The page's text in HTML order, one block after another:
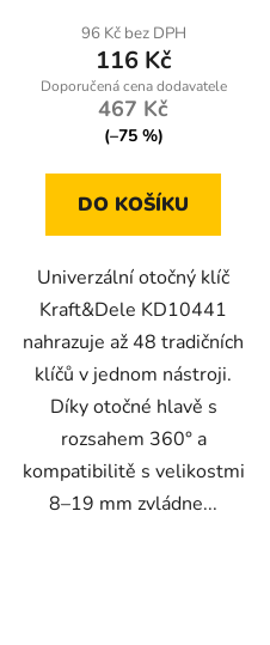
96 Kč bez DPH
116 Kč
467 Kč
(–75 %)
DO KOŠÍKU
Univerzální otočný klíč
Kraft&Dele KD10441
nahrazuje až 48 tradičních
klíčů v jednom nástroji.
Díky otočné hlavě s
rozsahem 360° a
kompatibilitě s velikostmi
8–19 mm zvládne...